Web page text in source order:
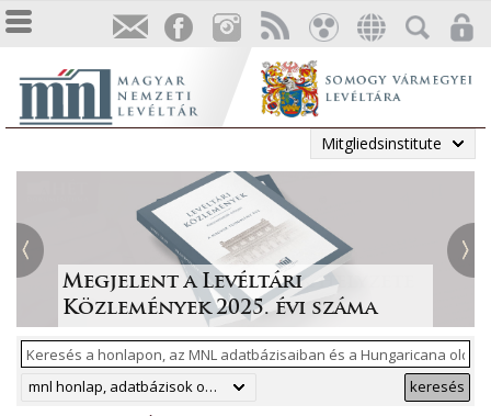
Mitgliedsinstitute
Irodalmi folyóiratok helyzete
1986-ban
Megjelent a Levéltári
Közlemények 2025. évi száma
„Lapidáris emlékek” a levéltári
anyagban
ArchívNet 2026/2.
Tájékoztatás a Pest vármegyei
állami anyakönyvi
másodpéldányok online
közzétételéről
mnl honlap, adatbázisok online, hungaricana keresés